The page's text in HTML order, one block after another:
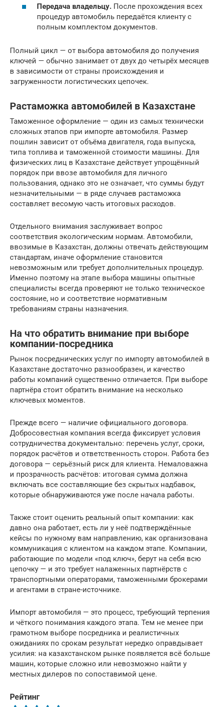
Передача владельцу. После прохождения всех
процедур автомобиль передаётся клиенту с
полным комплектом документов.
Полный цикл — от выбора автомобиля до получения
ключей — обычно занимает от двух до четырёх месяцев
в зависимости от страны происхождения и
загруженности логистических цепочек.
Растаможка автомобилей в Казахстане
Таможенное оформление — один из самых технически
сложных этапов при импорте автомобиля. Размер
пошлин зависит от объёма двигателя, года выпуска,
типа топлива и таможенной стоимости машины. Для
физических лиц в Казахстане действует упрощённый
порядок при ввозе автомобиля для личного
пользования, однако это не означает, что суммы будут
незначительными — в ряде случаев растаможка
составляет весомую часть итоговых расходов.
Отдельного внимания заслуживает вопрос
соответствия экологическим нормам. Автомобили,
ввозимые в Казахстан, должны отвечать действующим
стандартам, иначе оформление становится
невозможным или требует дополнительных процедур.
Именно поэтому на этапе выбора машины опытные
специалисты всегда проверяют не только техническое
состояние, но и соответствие нормативным
требованиям страны назначения.
На что обратить внимание при выборе
компании-посредника
Рынок посреднических услуг по импорту автомобилей в
Казахстане достаточно разнообразен, и качество
работы компаний существенно отличается. При выборе
партнёра стоит обратить внимание на несколько
ключевых моментов.
Прежде всего — наличие официального договора.
Добросовестная компания всегда фиксирует условия
сотрудничества документально: перечень услуг, сроки,
порядок расчётов и ответственность сторон. Работа без
договора — серьёзный риск для клиента. Немаловажна
и прозрачность расчётов: итоговая сумма должна
включать все составляющие без скрытых надбавок,
которые обнаруживаются уже после начала работы.
Также стоит оценить реальный опыт компании: как
давно она работает, есть ли у неё подтверждённые
кейсы по нужному вам направлению, как организована
коммуникация с клиентом на каждом этапе. Компании,
работающие по модели «под ключ», берут на себя всю
цепочку — и это требует налаженных партнёрств с
транспортными операторами, таможенными брокерами
и агентами в стране-источнике.
Импорт автомобиля — это процесс, требующий терпения
и чёткого понимания каждого этапа. Тем не менее при
грамотном выборе посредника и реалистичных
ожиданиях по срокам результат нередко оправдывает
усилия: на казахстанском рынке появляется всё больше
машин, которые сложно или невозможно найти у
местных дилеров по сопоставимой цене.
Рейтинг